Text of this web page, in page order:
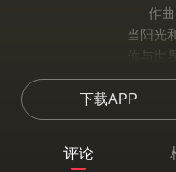
作
当阳光
你与世
万象形声
季节着
节奏奔
像流泻的
下载APP
评论